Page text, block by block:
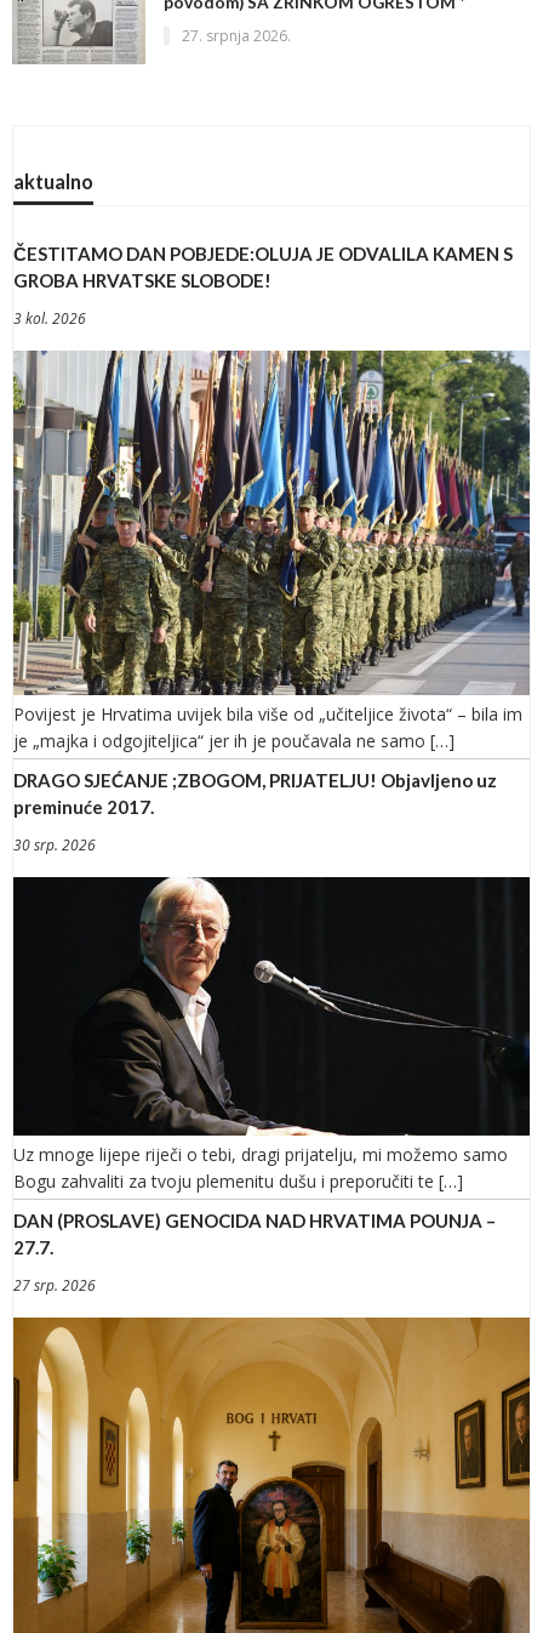
27. srpnja 2026.
aktualno
ČESTITAMO DAN POBJEDE:OLUJA JE ODVALILA KAMEN S
GROBA HRVATSKE SLOBODE!
3 kol. 2026
Povijest je Hrvatima uvijek bila više od „učiteljice života“ – bila im
je „majka i odgojiteljica“ jer ih je poučavala ne samo […]
DRAGO SJEĆANJE ;ZBOGOM, PRIJATELJU! Objavljeno uz
preminuće 2017.
30 srp. 2026
Uz mnoge lijepe riječi o tebi, dragi prijatelju, mi možemo samo
Bogu zahvaliti za tvoju plemenitu dušu i preporučiti te […]
DAN (PROSLAVE) GENOCIDA NAD HRVATIMA POUNJA –
27.7.
27 srp. 2026